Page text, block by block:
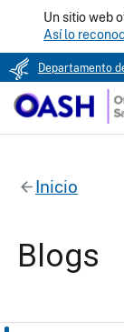
Un sitio web
Así lo
Departamento
Inicio
Blogs